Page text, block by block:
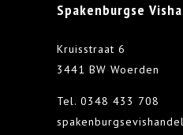
Spakenburgse
Kruisstraat 6
3441 BW Woerden
Tel. 0348 433 708